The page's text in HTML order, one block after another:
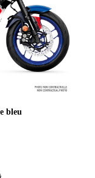
bleu